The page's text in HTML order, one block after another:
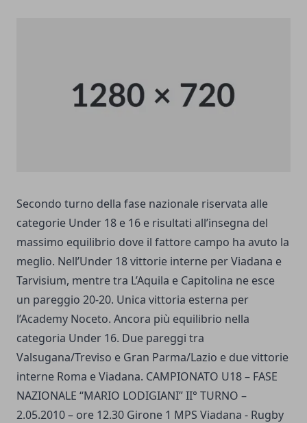
Secondo turno della fase nazionale riservata alle
categorie Under 18 e 16 e risultati all’insegna del
massimo equilibrio dove il fattore campo ha avuto la
meglio. Nell’Under 18 vittorie interne per Viadana e
Tarvisium, mentre tra L’Aquila e Capitolina ne esce
un pareggio 20-20. Unica vittoria esterna per
l’Academy Noceto. Ancora più equilibrio nella
categoria Under 16. Due pareggi tra
Valsugana/Treviso e Gran Parma/Lazio e due vittorie
interne Roma e Viadana. CAMPIONATO U18 – FASE
NAZIONALE “MARIO LODIGIANI” II° TURNO –
2.05.2010 – ore 12.30 Girone 1 MPS Viadana - Rugby